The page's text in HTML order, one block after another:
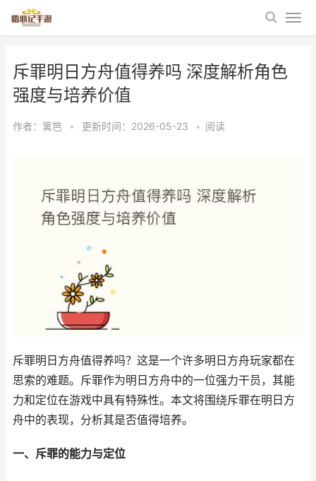
斥罪明日方舟值得养吗 深度解析角色
强度与培养价值
作者： 篱笆 • 更新时间：2026-05-23 • 阅读
斥罪明日方舟值得养吗？这是一个许多明日方舟玩家都在
思索的难题。斥罪作为明日方舟中的一位强力干员，其能
力和定位在游戏中具有特殊性。本文将围绕斥罪在明日方
舟中的表现，分析其是否值得培养。
一、斥罪的能力与定位